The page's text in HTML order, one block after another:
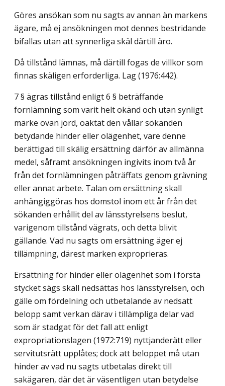
Göres ansökan som nu sagts av annan än markens
ägare, må ej ansökningen mot dennes bestridande
bifallas utan att synnerliga skäl därtill äro.
Då tillstånd lämnas, må därtill fogas de villkor som
finnas skäligen erforderliga. Lag (1976:442).
7 § ägras tillstånd enligt 6 § beträffande
fornlämning som varit helt okänd och utan synligt
märke ovan jord, oaktat den vållar sökanden
betydande hinder eller olägenhet, vare denne
berättigad till skälig ersättning därför av allmänna
medel, såframt ansökningen ingivits inom två år
från det fornlämningen påträffats genom grävning
eller annat arbete. Talan om ersättning skall
anhängiggöras hos domstol inom ett år från det
sökanden erhållit del av länsstyrelsens beslut,
varigenom tillstånd vägrats, och detta blivit
gällande. Vad nu sagts om ersättning äger ej
tillämpning, därest marken exproprieras.
Ersättning för hinder eller olägenhet som i första
stycket sägs skall nedsättas hos länsstyrelsen, och
gälle om fördelning och utbetalande av nedsatt
belopp samt verkan därav i tillämpliga delar vad
som är stadgat för det fall att enligt
expropriationslagen (1972:719) nyttjanderätt eller
servitutsrätt upplåtes; dock att beloppet må utan
hinder av vad nu sagts utbetalas direkt till
sakägaren, där det är väsentligen utan betydelse